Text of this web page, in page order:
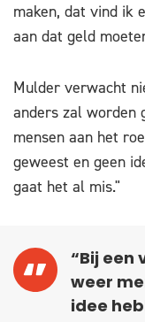
maken, dat vind ik
aan dat geld
Mulder verwacht
anders zal worden
mensen aan het
geweest en geen
gaat het al mis."
“Bij een
weer
idee